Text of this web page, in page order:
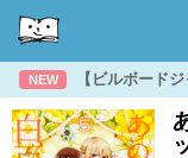
NEW 【ビルボード